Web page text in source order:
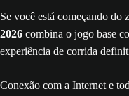
Se você está começando do
2026 combina o jogo base
experiência de corrida
Conexão com a Internet e